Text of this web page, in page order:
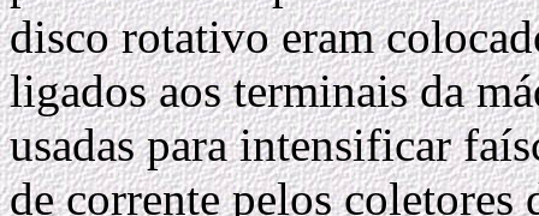
disco rotativo eram
ligados aos terminais da
usadas para intensificar
de corrente pelos coletores